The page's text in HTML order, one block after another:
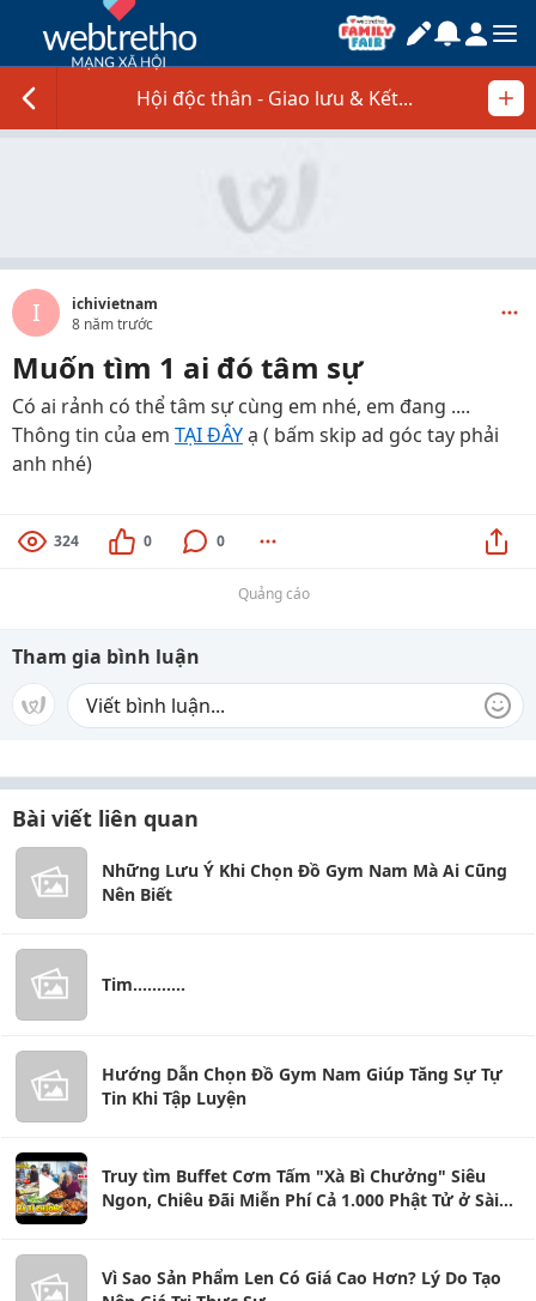
Hội độc thân - Giao lưu & Kết...
I
ichivietnam
8 năm trước
Muốn tìm 1 ai đó tâm sự
Có ai rảnh có thể tâm sự cùng em nhé, em đang ....
Thông tin của em TẠI ĐÂYạ ( bấm skip ad góc tay phải
anh nhé)
324 0 0
Quảng cáo
Tham gia bình luận
Bài viết liên quan
Những Lưu Ý Khi Chọn Đồ Gym Nam Mà Ai Cũng
Nên Biết
Tim...........
Hướng Dẫn Chọn Đồ Gym Nam Giúp Tăng Sự Tự
Tin Khi Tập Luyện
Truy tìm Buffet Cơm Tấm "Xà Bì Chưởng" Siêu
Ngon, Chiêu Đãi Miễn Phí Cả 1.000 Phật Tử ở Sài
Vì Sao Sản Phẩm Len Có Giá Cao Hơn? Lý Do Tạo